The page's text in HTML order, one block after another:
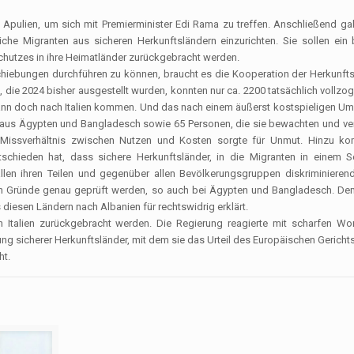
um sich mit Premierminister Edi Rama zu treffen. Anschließend
Migranten aus sicheren Herkunftsländern einzurichten. Sie sollen ein
in ihre Heimatländer zurückgebracht werden.
durchführen zu können, braucht es die Kooperation der
2024 bisher ausgestellt wurden, konnten nur ca. 2200 tatsächlich
doch nach Italien kommen. Und das nach einem äußerst kostspieligen
Ägypten und Bangladesch sowie 65 Personen, die sie bewachten und
zwischen Nutzen und Kosten sorgte für Unmut. Hinzu
hat, dass sichere Herkunftsländer, in die Migranten in einem
ihren Teilen und gegenüber allen Bevölkerungsgruppen
genau ge­prüft werden, so auch bei Ägypten und Bangladesch.
Ländern nach Albanien für rechtswidrig erklärt.
zurückgebracht werden. Die Regierung reagierte mit scharfen
sicherer Herkunftsländer, mit dem sie das Urteil des Europäischen